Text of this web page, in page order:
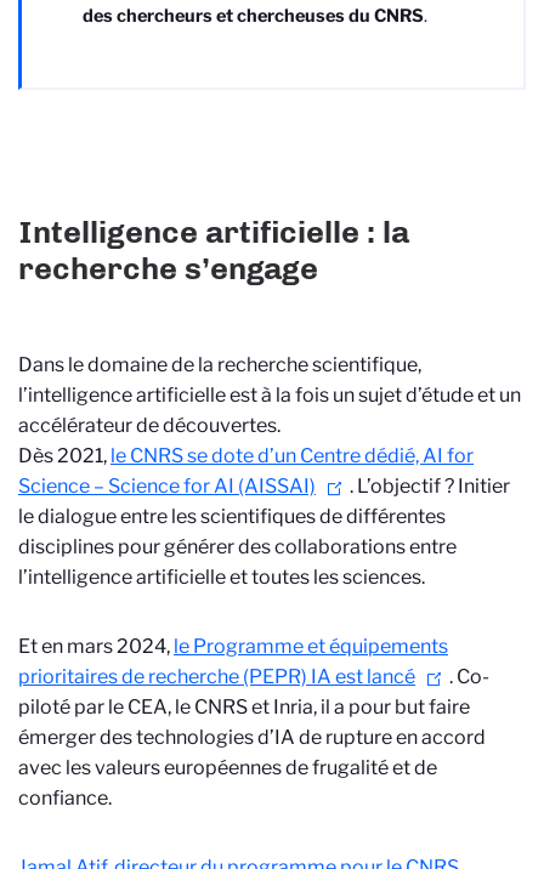
des chercheurs et chercheuses du CNRS.
Intelligence artificielle : la
recherche s’engage
Dans le domaine de la recherche scientifique,
l’intelligence artificielle est à la fois un sujet d’étude et un
accélérateur de découvertes.
Dès 2021, le CNRS se dote d’un Centre dédié, AI for
Science – Science for AI (AISSAI)
. L’objectif ? Initier
le dialogue entre les scientifiques de différentes
disciplines pour générer des collaborations entre
l’intelligence artificielle et toutes les sciences.
Et en mars 2024, le Programme et équipements
prioritaires de recherche (PEPR) IA est lancé
. Co-
piloté par le CEA, le CNRS et Inria, il a pour but faire
émerger des technologies d’IA de rupture en accord
avec les valeurs européennes de frugalité et de
confiance.